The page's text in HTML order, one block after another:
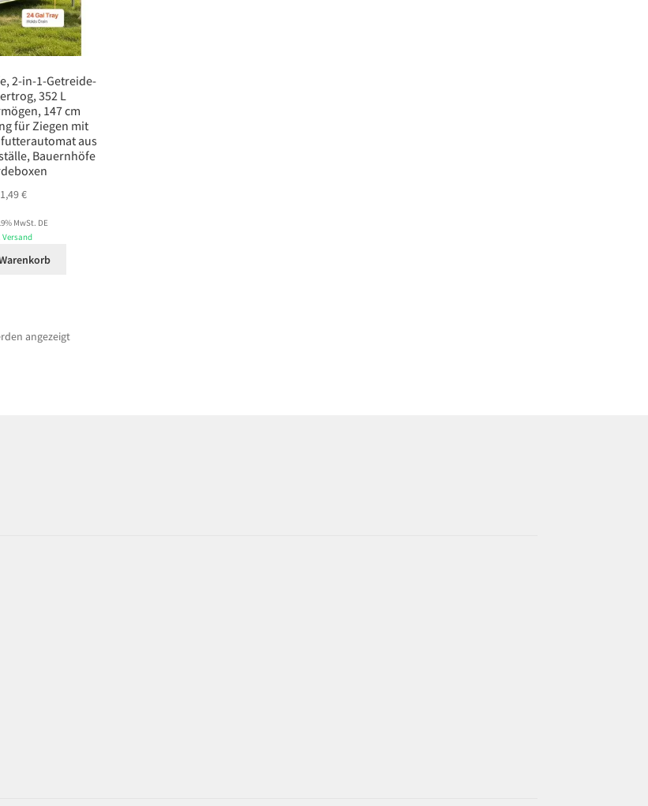
2-in-1-Getreide-
352 L
147 cm
für Ziegen mit
aus
Bauernhöfe
€
MwSt. DE
Versand
angezeigt